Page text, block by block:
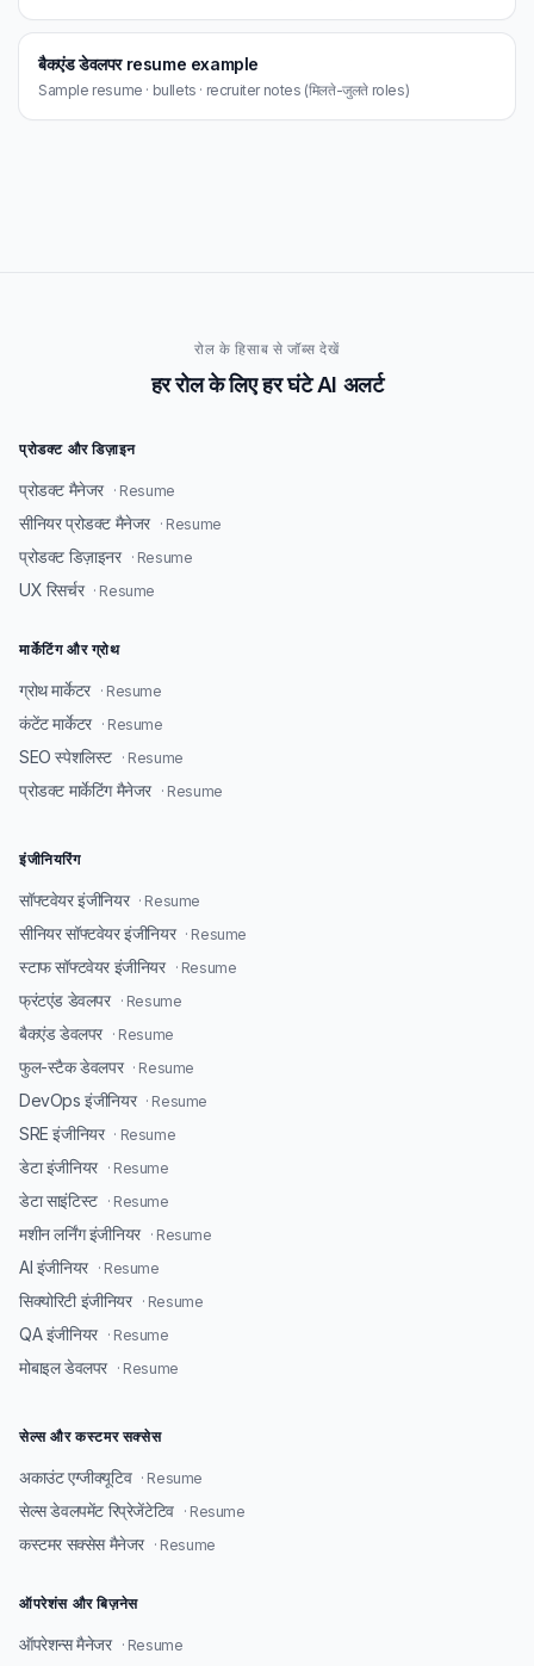
बैकएंड डेवलपर resume example
Sample resume · bullets · recruiter notes (मिलते-जुलते roles)
रोल के हिसाब से जॉब्स देखें
हर रोल के लिए हर घंटे AI अलर्ट
प्रोडक्ट और डिज़ाइन
प्रोडक्ट मैनेजर · Resume
सीनियर प्रोडक्ट मैनेजर · Resume
प्रोडक्ट डिज़ाइनर · Resume
UX रिसर्चर · Resume
मार्केटिंग और ग्रोथ
ग्रोथ मार्केटर · Resume
कंटेंट मार्केटर · Resume
SEO स्पेशलिस्ट · Resume
प्रोडक्ट मार्केटिंग मैनेजर · Resume
इंजीनियरिंग
सॉफ्टवेयर इंजीनियर · Resume
सीनियर सॉफ्टवेयर इंजीनियर · Resume
स्टाफ सॉफ्टवेयर इंजीनियर · Resume
फ्रंटएंड डेवलपर · Resume
बैकएंड डेवलपर · Resume
फुल-स्टैक डेवलपर · Resume
DevOps इंजीनियर · Resume
SRE इंजीनियर · Resume
डेटा इंजीनियर · Resume
डेटा साइंटिस्ट · Resume
मशीन लर्निंग इंजीनियर · Resume
AI इंजीनियर · Resume
सिक्योरिटी इंजीनियर · Resume
QA इंजीनियर · Resume
मोबाइल डेवलपर · Resume
सेल्स और कस्टमर सक्सेस
अकाउंट एग्जीक्यूटिव · Resume
सेल्स डेवलपमेंट रिप्रेजेंटेटिव · Resume
कस्टमर सक्सेस मैनेजर · Resume
ऑपरेशंस और बिज़नेस
ऑपरेशन्स मैनेजर · Resume